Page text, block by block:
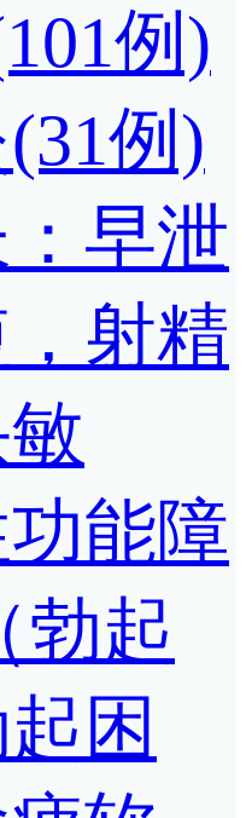
例)
例)
早泄
，射精
能障
勃起
困